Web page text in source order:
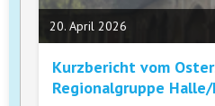
20. April 2026
Kurzbericht vom
Regionalgruppe